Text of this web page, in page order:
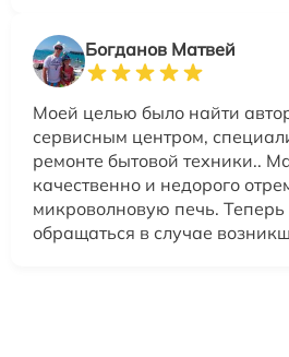
Богданов Матвей
Моей целью было найти
сервисным центром,
ремонте бытовой техники..
качественно и недорого
микроволновую печь.
обращаться в случае